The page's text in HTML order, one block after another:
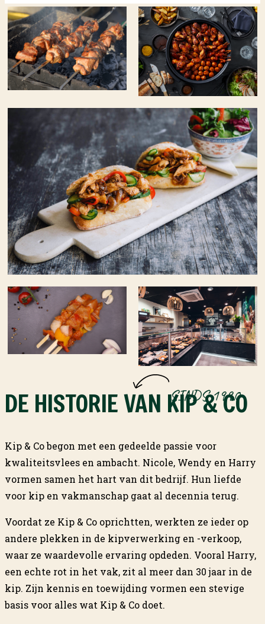
DE HISTORIE VAN KIP & CO
SINDS 1990
Kip & Co begon met een gedeelde passie voor
kwaliteitsvlees en ambacht. Nicole, Wendy en Harry
vormen samen het hart van dit bedrijf. Hun liefde
voor kip en vakmanschap gaat al decennia terug.
Voordat ze Kip & Co oprichtten, werkten ze ieder op
andere plekken in de kipverwerking en -verkoop,
waar ze waardevolle ervaring opdeden. Vooral Harry,
een echte rot in het vak, zit al meer dan 30 jaar in de
kip. Zijn kennis en toewijding vormen een stevige
basis voor alles wat Kip & Co doet.